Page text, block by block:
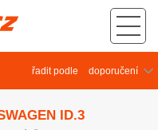
řadit podle
ID.3